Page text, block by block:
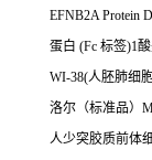
EFNB2A Protein
蛋白 (Fc 标签)1
WI-38(人胚肺细
洛尔（标准品）
人少突胶质前体